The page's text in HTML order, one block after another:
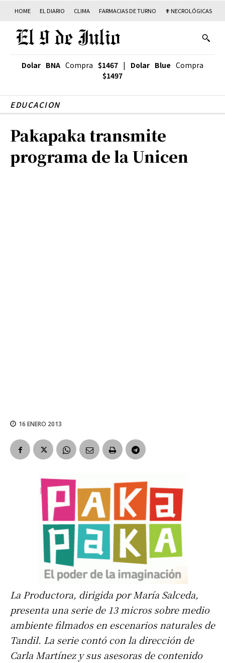
HOME EL DIARIO CLIMA FARMACIAS DE TURNO ✟ NECROLÓGICAS
Dolar BNA Compra $1467 | Dolar Blue Compra
$1497
EDUCACION
Pakapaka transmite
programa de la Unicen
16 ENERO 2013
La Productora, dirigida por María Salceda,
presenta una serie de 13 micros sobre medio
ambiente filmados en escenarios naturales de
Tandil. La serie contó con la dirección de
Carla Martínez y sus asesoras de contenido